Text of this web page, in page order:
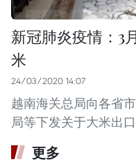
新冠肺炎疫情：3
米
24/03/2020 14:07
越南海关总局向各省
局等下发关于大米出
更多